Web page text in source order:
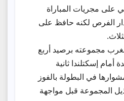
على مجريات المباراة
الفرص لكنه حافظ على
مجموعته برصيد أربع
أمام إسكتلندا ثانية
في البطولة بالفوز
المجموعة ​قبل مواجهة